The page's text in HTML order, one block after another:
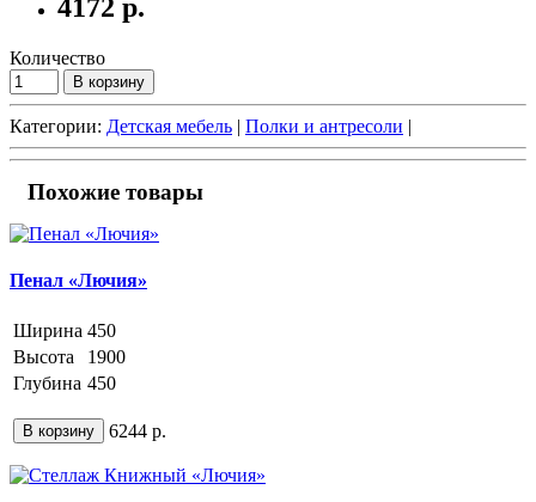
4172 р.
Количество
В корзину
Категории: Детская мебель | Полки и антресоли |
Похожие товары
Пенал «Лючия»
Ширина 450
Высота
1900
Глубина 450
В корзину 6244 р.